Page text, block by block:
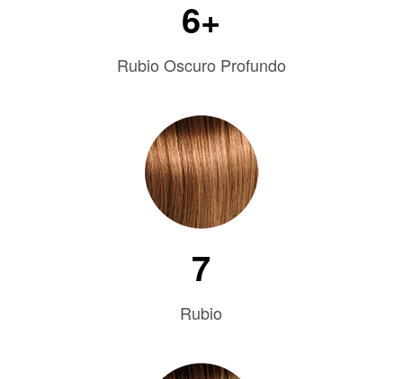
6+
Rubio Oscuro Profundo
7
Rubio